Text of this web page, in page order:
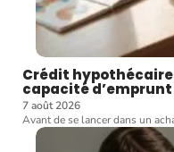
Crédit
capacité d’emprunt
7 août 2026
Avant de se lancer dans un